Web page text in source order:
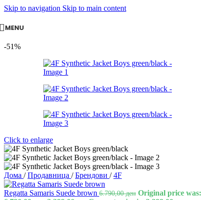
Skip to navigation Skip to main content
MENU
-51%
Click to enlarge
Дома / Продавница / Брендови / 4F
Regatta Samaris Suede brown 6.790,00ден Original price was: